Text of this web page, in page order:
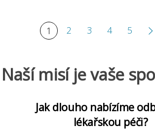
1 2 3 4 5
Naší misí je vaše
Jak dlouho nabízíme
lékařskou péči?